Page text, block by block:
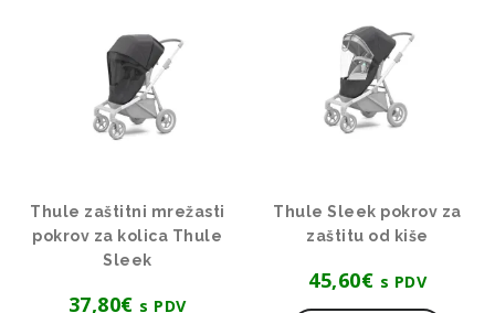
Thule zaštitni mrežasti
pokrov za kolica Thule
Sleek
37,80€ s PDV
Thule Sleek pokrov za
zaštitu od kiše
45,60€ s PDV